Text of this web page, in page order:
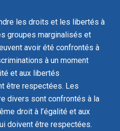
les droits et les libertés à
groupes marginalisés et
avoir été confrontés à
à un moment
et aux libertés
être respectées. Les
divers sont confrontés à la
droit à l’égalité et aux
doivent être respectées.